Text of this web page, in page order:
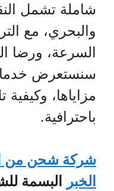
شاملة تشمل
والبحري، مع
السرعة، ورضا
سنستعرض
مزاياها، وكيفية
باحترافية.
شركة شحن من
الخبر
البسمة